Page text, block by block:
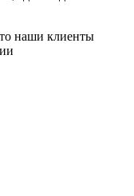
наши клиенты